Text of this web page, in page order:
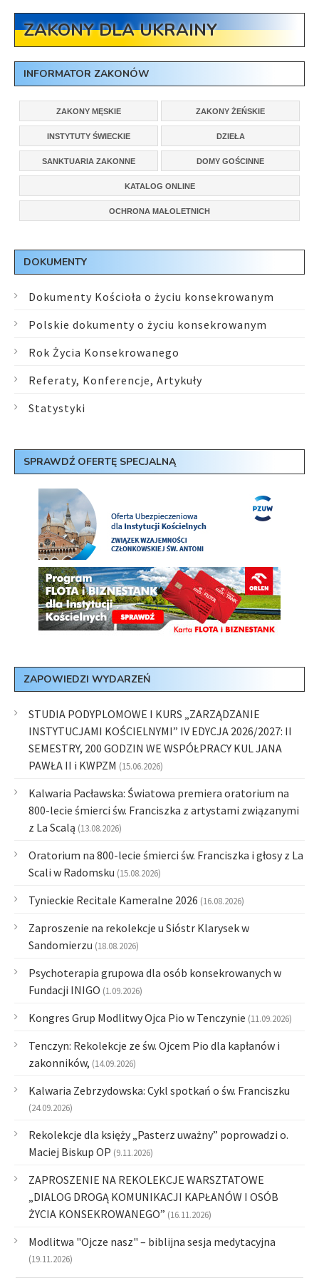
ZAKONY DLA UKRAINY
INFORMATOR ZAKONÓW
ZAKONY MĘSKIE ZAKONY ŻEŃSKIE
INSTYTUTY ŚWIECKIE DZIEŁA
SANKTUARIA ZAKONNE DOMY GOŚCINNE
KATALOG ONLINE
OCHRONA MAŁOLETNICH
DOKUMENTY
Dokumenty Kościoła o życiu konsekrowanym
Polskie dokumenty o życiu konsekrowanym
Rok Życia Konsekrowanego
Referaty, Konferencje, Artykuły
Statystyki
SPRAWDŹ OFERTĘ SPECJALNĄ
ZAPOWIEDZI WYDARZEŃ
STUDIA PODYPLOMOWE I KURS „ZARZĄDZANIE
INSTYTUCJAMI KOŚCIELNYMI” IV EDYCJA 2026/2027: II
SEMESTRY, 200 GODZIN WE WSPÓŁPRACY KUL JANA
PAWŁA II i KWPZM (15.06.2026)
Kalwaria Pacławska: Światowa premiera oratorium na
800-lecie śmierci św. Franciszka z artystami związanymi
z La Scalą (13.08.2026)
Oratorium na 800-lecie śmierci św. Franciszka i głosy z La
Scali w Radomsku (15.08.2026)
Tynieckie Recitale Kameralne 2026 (16.08.2026)
Zaproszenie na rekolekcje u Sióstr Klarysek w
Sandomierzu (18.08.2026)
Psychoterapia grupowa dla osób konsekrowanych w
Fundacji INIGO (1.09.2026)
Kongres Grup Modlitwy Ojca Pio w Tenczynie (11.09.2026)
Tenczyn: Rekolekcje ze św. Ojcem Pio dla kapłanów i
zakonników, (14.09.2026)
Kalwaria Zebrzydowska: Cykl spotkań o św. Franciszku
(24.09.2026)
Rekolekcje dla księży „Pasterz uważny” poprowadzi o.
Maciej Biskup OP (9.11.2026)
ZAPROSZENIE NA REKOLEKCJE WARSZTATOWE
„DIALOG DROGĄ KOMUNIKACJI KAPŁANÓW I OSÓB
ŻYCIA KONSEKROWANEGO” (16.11.2026)
Modlitwa "Ojcze nasz" – biblijna sesja medytacyjna
(19.11.2026)